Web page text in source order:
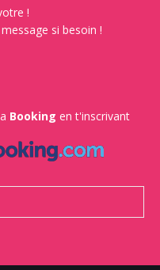
!
si besoin !
Booking en t'inscrivant